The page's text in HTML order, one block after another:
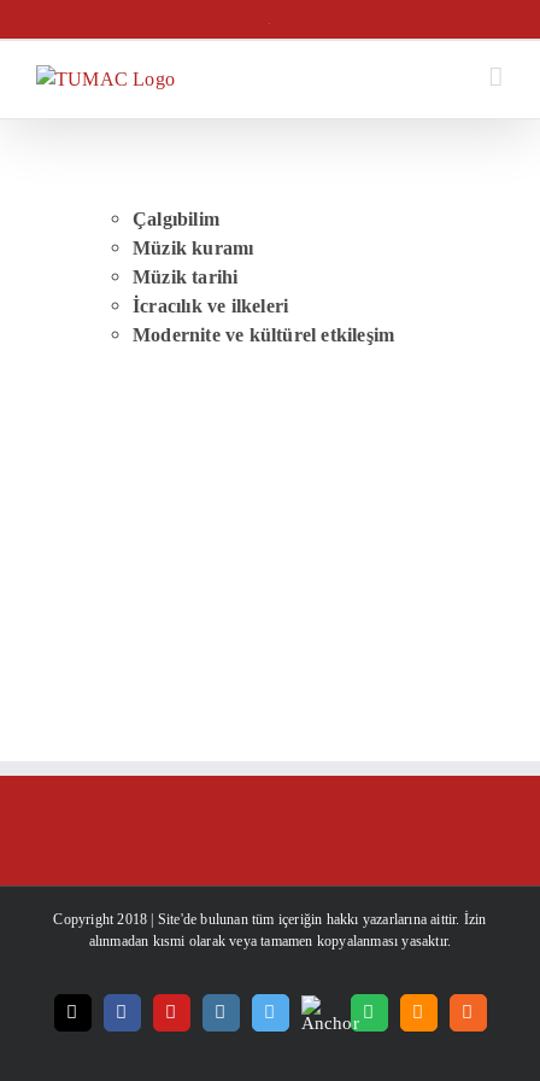
to
content
.
Çalgıbilim
Müzik kuramı
Müzik tarihi
İcracılık ve ilkeleri
Modernite ve kültürel etkileşim
Copyright 2018 | Site'de bulunan tüm içeriğin hakkı yazarlarına aittir. İzin
alınmadan kısmi olarak veya tamamen kopyalanması yasaktır.
Email FacebookYouTubeInstagramTwitterAnchor Spotify Soundcloud